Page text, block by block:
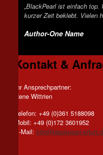
„BlackPearl ist einfach top.
kurzer Zeit beklebt. Vielen
Author-One Name
„BlackPearl ist einfach
kurzer Zeit beklebt. Vielen
Author-Two Name
Kontakt &
Ihr Ansprechpartner:
Rene Wittrien
Telefon: +49 (0)361 5188098
Mobil: +49 (0)172 3601952
E-Mail: info@blackpearl-